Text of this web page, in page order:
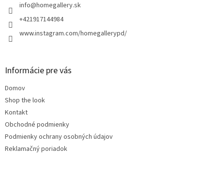
info@homegallery.sk
+421917144984
www.instagram.com/homegallerypd/
Informácie pre vás
Domov
Shop the look
Kontakt
Obchodné podmienky
Podmienky ochrany osobných údajov
Reklamačný poriadok